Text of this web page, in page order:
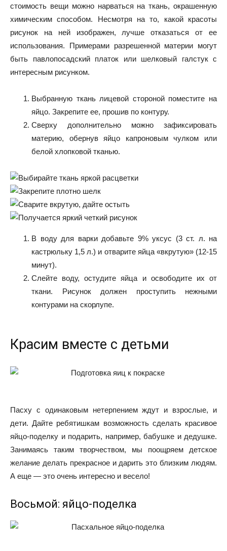
стоимость вещи можно нарваться на ткань, окрашенную
химическим способом. Несмотря на то, какой красоты
рисунок на ней изображен, лучше отказаться от ее
использования. Примерами разрешенной материи могут
быть павлопосадский платок или шелковый галстук с
интересным рисунком.
Выбранную ткань лицевой стороной поместите на
яйцо. Закрепите ее, прошив по контуру.
Сверху дополнительно можно зафиксировать
материю, обернув яйцо капроновым чулком или
белой хлопковой тканью.
В воду для варки добавьте 9% уксус (3 ст. л. на
кастрюльку 1,5 л.) и отварите яйца «вкрутую» (12-15
минут).
Слейте воду, остудите яйца и освободите их от
ткани. Рисунок должен проступить нежными
контурами на скорлупе.
Красим вместе с детьми
Пасху с одинаковым нетерпением ждут и взрослые, и
дети. Дайте ребятишкам возможность сделать красивое
яйцо-поделку и подарить, например, бабушке и дедушке.
Занимаясь таким творчеством, мы поощряем детское
желание делать прекрасное и дарить это близким людям.
А еще — это очень интересно и весело!
Восьмой: яйцо-поделка